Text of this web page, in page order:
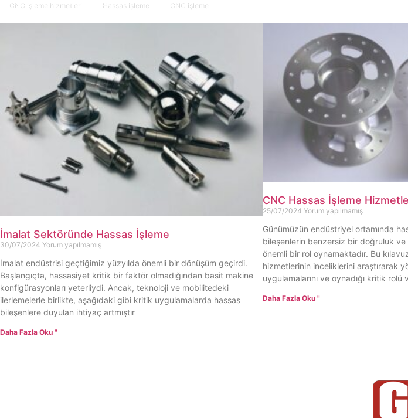
CNC işleme hizmetleri Hassas işleme CNC işleme
İmalat Sektöründe Hassas İşleme
30/07/2024 Yorum yapılmamış
İmalat endüstrisi geçtiğimiz yüzyılda önemli bir dönüşüm geçirdi.
Başlangıçta, hassasiyet kritik bir faktör olmadığından basit makine
konfigürasyonları yeterliydi. Ancak, teknoloji ve mobilitedeki
ilerlemelerle birlikte, aşağıdaki gibi kritik uygulamalarda hassas
bileşenlere duyulan ihtiyaç artmıştır
Daha Fazla Oku "
CNC Hassas İşleme
25/07/2024 Yorum yapılmamış
Günümüzün endüstriyel ortamında
bileşenlerin benzersiz bir doğruluk
önemli bir rol oynamaktadır. Bu
hizmetlerinin inceliklerini araştırarak
uygulamalarını ve oynadığı kritik rolü
Daha Fazla Oku "